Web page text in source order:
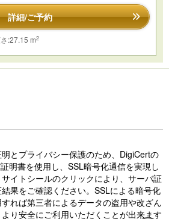
詳細/ご予約
:27.15 m2
とプライバシー保護のため、DigiCertの
明書を使用し、SSL暗号化通信を実現し
イトシールのクリックにより、サーバ証
果をご確認ください。SSLによる暗号化
れば第三者によるデータの盗用や改ざん
り安全にご利用いただくことが出来ます